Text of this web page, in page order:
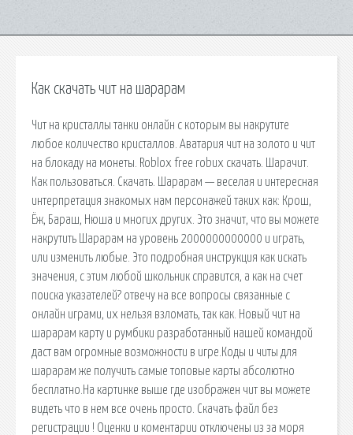
Как скачать чит на шарарам
Чит на кристаллы танки онлайн с которым вы накрутите
любое количество кристаллов. Аватария чит на золото и чит
на блокаду на монеты. Roblox free robux скачать. Шарачит.
Как пользоваться. Скачать. Шарарам — веселая и интересная
интерпретация знакомых нам персонажей таких как: Крош,
Ёж, Бараш, Нюша и многих других. Это значит, что вы можете
накрутить Шарарам на уровень 2000000000000 и играть,
или изменить любые. Это подробная инструкция как искать
значения, с этим любой школьник справится, а как на счет
поиска указателей? отвечу на все вопросы связанные с
онлайн играми, их нельзя взломать, так как. Новый чит на
шарарам карту и румбики разработанный нашей командой
даст вам огромные возможности в игре.Коды и читы для
шарарам же получить самые топовые карты абсолютно
бесплатно.На картинке выше где изображен чит вы можете
видеть что в нем все очень просто. Скачать файл без
регистрации ! Оценки и коментарии отключены из за моря